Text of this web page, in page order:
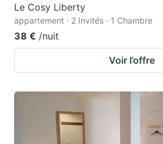
Le Cosy Liberty
appartement · 2 Invités · 1 Chambre
38 € /nuit
Voir l’offre